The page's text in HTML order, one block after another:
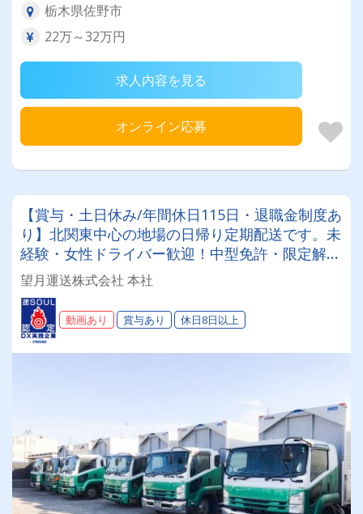
栃木県佐野市
22万～32万円
求人内容を見る
オンライン応募
【賞与・土日休み/年間休日115日・退職金制度あ
り】北関東中心の地場の日帰り定期配送です。未
経験・女性ドライバー歓迎！中型免許・限定解除
講習支援制度あり！トレーニングルーム完備◎
望月運送株式会社 本社
動画あり 賞与あり 休日8日以上